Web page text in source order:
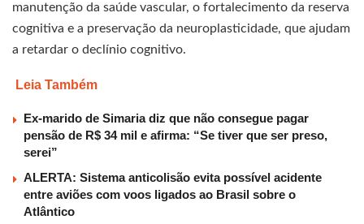
manutenção da saúde vascular, o fortalecimento da reserva
cognitiva e a preservação da neuroplasticidade, que ajudam
a retardar o declínio cognitivo.
Leia Também
Ex-marido de Simaria diz que não consegue pagar
pensão de R$ 34 mil e afirma: “Se tiver que ser preso,
serei”
ALERTA: Sistema anticolisão evita possível acidente
entre aviões com voos ligados ao Brasil sobre o
Atlântico